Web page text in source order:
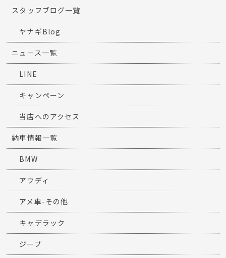
スタッフブログ一覧
ヤナギBlog
ニュース一覧
LINE
キャンペーン
当店へのアクセス
納車情報一覧
BMW
アウディ
アメ車-その他
キャデラック
ジープ